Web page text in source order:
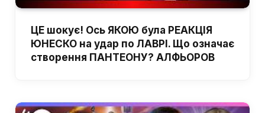
ЦЕ шокує! Ось ЯКОЮ була РЕАКЦІЯ
ЮНЕСКО на удар по ЛАВРІ. Що означає
створення ПАНТЕОНУ? АЛФЬОРОВ